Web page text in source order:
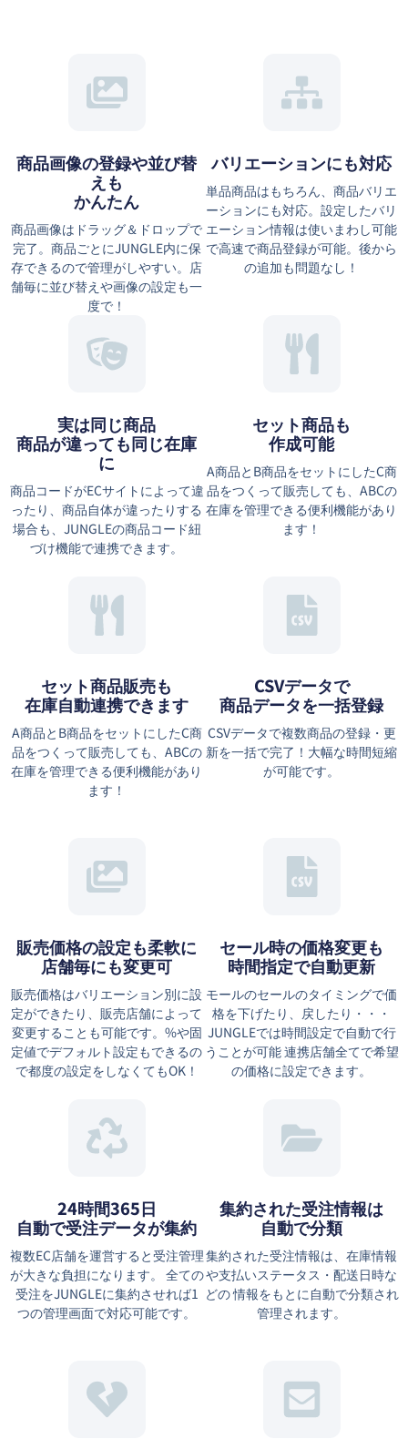
商品画像の登録や並び替
えも
かんたん
商品画像はドラッグ＆ドロップで
完了。商品ごとにJUNGLE内に保
存できるので管理がしやすい。店
舗毎に並び替えや画像の設定も一
度で！
バリエーションにも対応
単品商品はもちろん、商品バリエ
ーションにも対応。設定したバリ
エーション情報は使いまわし可能
で高速で商品登録が可能。後から
の追加も問題なし！
実は同じ商品
商品が違っても同じ在庫
に
商品コードがECサイトによって違
ったり、商品自体が違ったりする
場合も、JUNGLEの商品コード紐
づけ機能で連携できます。
セット商品も
作成可能
A商品とB商品をセットにしたC商
品をつくって販売しても、ABCの
在庫を管理できる便利機能があり
ます！
セット商品販売も
在庫自動連携できます
A商品とB商品をセットにしたC商
品をつくって販売しても、ABCの
在庫を管理できる便利機能があり
ます！
CSVデータで
商品データを一括登録
CSVデータで複数商品の登録・更
新を一括で完了！大幅な時間短縮
が可能です。
販売価格の設定も柔軟に
店舗毎にも変更可
販売価格はバリエーション別に設
定ができたり、販売店舗によって
変更することも可能です。%や固
定値でデフォルト設定もできるの
で都度の設定をしなくてもOK！
セール時の価格変更も
時間指定で自動更新
モールのセールのタイミングで価
格を下げたり、戻したり・・・
JUNGLEでは時間設定で自動で行
うことが可能 連携店舗全てで希望
の価格に設定できます。
24時間365日
自動で受注データが集約
複数EC店舗を運営すると受注管理
が大きな負担になります。 全ての
受注をJUNGLEに集約させれば1
つの管理画面で対応可能です。
集約された受注情報は
⾃動で分類
集約された受注情報は、在庫情報
や⽀払いステータス・配送⽇時な
どの 情報をもとに⾃動で分類され
管理されます。